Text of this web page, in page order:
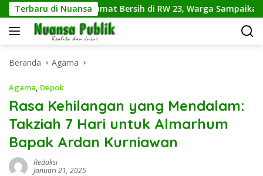
Langsung
ke
konten
Terbaru di Nuansa
Gelar Jumat Bersih di RW 23, Warga Sampaikan
Beranda Agama
Agama, Depok
Rasa Kehilangan yang Mendalam:
Takziah 7 Hari untuk Almarhum
Bapak Ardan Kurniawan
Redaksi
Januari 21, 2025